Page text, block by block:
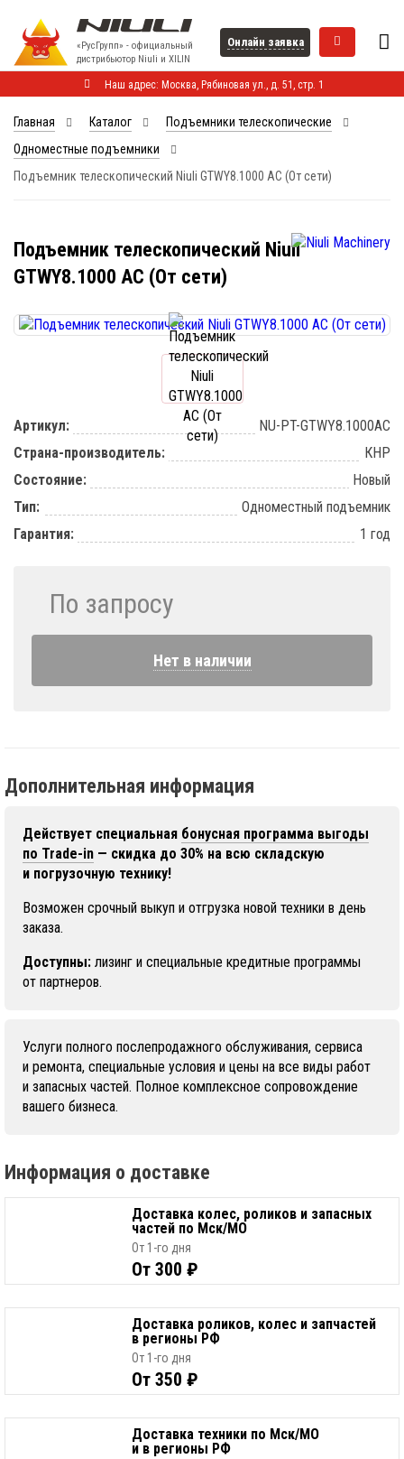
«РусГрупп» - официальный
диcтрибьютор Niuli и XILIN
Онлайн заявка
Наш адрес: Москва, Рябиновая ул., д. 51, стр. 1
Главная Каталог
Подъемники телескопические
Одноместные подъемники
Подъемник телескопический Niuli GTWY8.1000 AC (От сети)
Подъемник телескопический Niuli
GTWY8.1000 AC (От сети)
Артикул:
NU-PT-GTWY8.1000AC
Страна-производитель:
КНР
Состояние:
Новый
Тип:
Одноместный подъемник
Гарантия:
1 год
По запросу
Нет в наличии
Дополнительная информация
Действует специальная бонусная программа выгоды
по Trade-in — скидка до 30% на всю складскую
и погрузочную технику!
Возможен срочный выкуп и отгрузка новой техники в день
заказа.
Доступны: лизинг и специальные кредитные программы
от партнеров.
Услуги полного послепродажного обслуживания, сервиса
и ремонта, специальные условия и цены на все виды работ
и запасных частей. Полное комплексное сопровождение
вашего бизнеса.
Информация о доставке
Доставка колес, роликов и запасных
частей по Мск/МО
От 1-го дня
От 300 ₽
Доставка роликов, колес и запчастей
в регионы РФ
От 1-го дня
От 350 ₽
Доставка техники по Мск/МО
и в регионы РФ